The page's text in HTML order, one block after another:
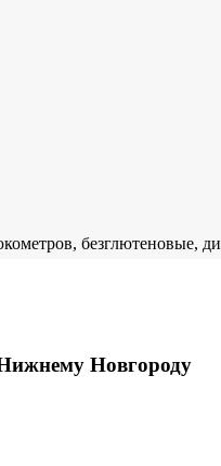
безглютеновые,
Новгороду